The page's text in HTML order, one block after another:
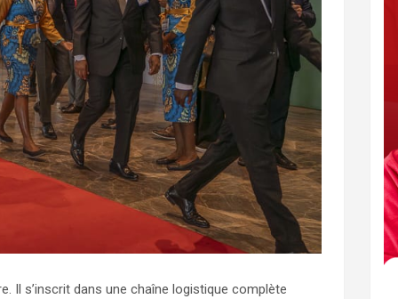
Il s’inscrit dans une chaîne logistique complète